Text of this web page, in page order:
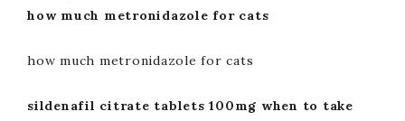
how much metronidazole for cats
how much metronidazole for cats
sildenafil citrate tablets 100mg when to take